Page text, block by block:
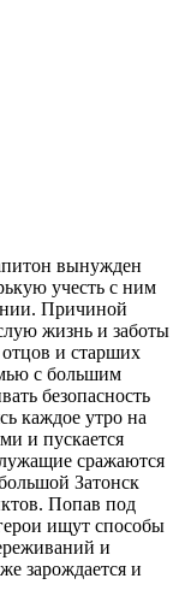
вынужден
учесть с ним
Причиной
жизнь и заботы
и старших
с большим
безопасность
каждое утро на
и пускается
сражаются
Затонск
Попав под
ищут способы
и
зарождается и